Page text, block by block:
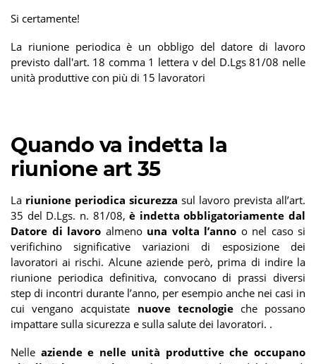
Si certamente!
La riunione periodica è un obbligo del datore di lavoro
previsto dall'art. 18 comma 1 lettera v del D.Lgs 81/08 nelle
unità produttive con più di 15 lavoratori
Quando va indetta la
riunione art 35
La riunione periodica sicurezza sul lavoro prevista all’art.
35 del D.Lgs. n. 81/08,è indetta obbligatoriamente dal
Datore di lavoro almeno una volta l’anno o nel caso si
verifichino significative variazioni di esposizione dei
lavoratori ai rischi. Alcune aziende però, prima di indire la
riunione periodica definitiva, convocano di prassi diversi
step di incontri durante l’anno, per esempio anche nei casi in
cui vengano acquistate nuove tecnologieche possano
impattare sulla sicurezza e sulla salute dei lavoratori. .
Nelle aziende e nelle unità produttive che occupano